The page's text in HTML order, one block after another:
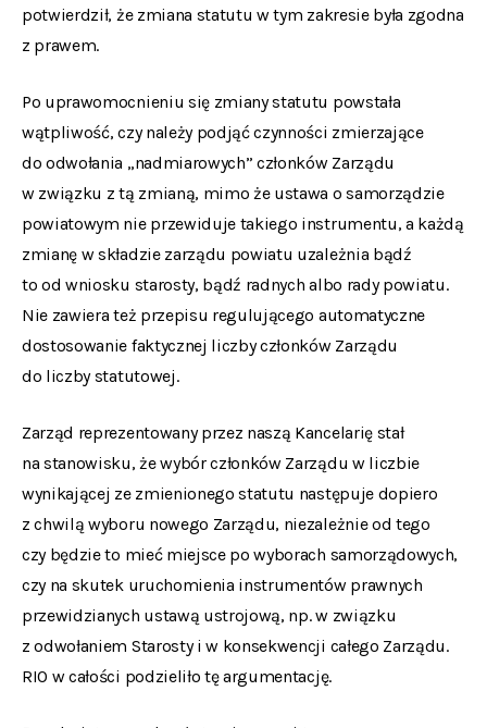
potwierdził, że zmiana statutu w tym zakresie była zgodna
z prawem.
Po uprawomocnieniu się zmiany statutu powstała
wątpliwość, czy należy podjąć czynności zmierzające
do odwołania „nadmiarowych” członków Zarządu
w związku z tą zmianą, mimo że ustawa o samorządzie
powiatowym nie przewiduje takiego instrumentu, a każdą
zmianę w składzie zarządu powiatu uzależnia bądź
to od wniosku starosty, bądź radnych albo rady powiatu.
Nie zawiera też przepisu regulującego automatyczne
dostosowanie faktycznej liczby członków Zarządu
do liczby statutowej.
Zarząd reprezentowany przez naszą Kancelarię stał
na stanowisku, że wybór członków Zarządu w liczbie
wynikającej ze zmienionego statutu następuje dopiero
z chwilą wyboru nowego Zarządu, niezależnie od tego
czy będzie to mieć miejsce po wyborach samorządowych,
czy na skutek uruchomienia instrumentów prawnych
przewidzianych ustawą ustrojową, np. w związku
z odwołaniem Starosty i w konsekwencji całego Zarządu.
RIO w całości podzieliło tę argumentację.